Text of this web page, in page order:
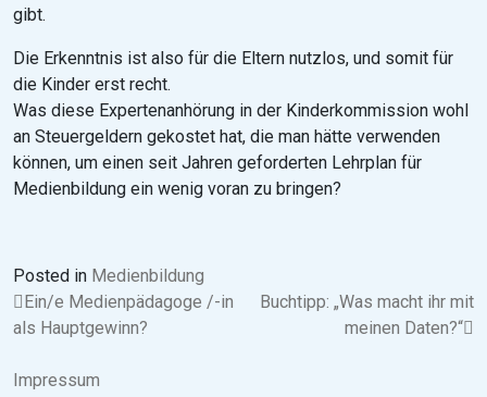
gibt.
Die Erkenntnis ist also für die Eltern nutzlos, und somit für
die Kinder erst recht.
Was diese Expertenanhörung in der Kinderkommission wohl
an Steuergeldern gekostet hat, die man hätte verwenden
können, um einen seit Jahren geforderten Lehrplan für
Medienbildung ein wenig voran zu bringen?
Posted in Medienbildung
Beitragsnavigation
Ein/e Medienpädagoge /-in
als Hauptgewinn?
Buchtipp: „Was macht ihr mit
meinen Daten?“
Impressum